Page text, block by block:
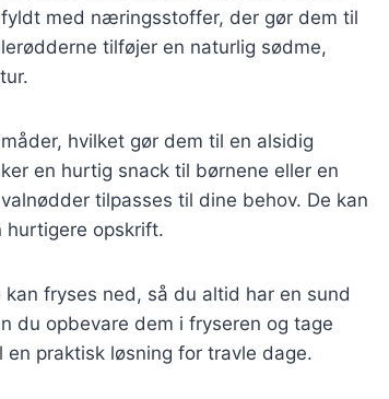
med næringsstoffer, der gør dem til
tilføjer en naturlig sødme,
hvilket gør dem til en alsidig
en hurtig snack til børnene eller en
tilpasses til dine behov. De kan
hurtigere opskrift.
fryses ned, så du altid har en sund
du opbevare dem i fryseren og tage
praktisk løsning for travle dage.